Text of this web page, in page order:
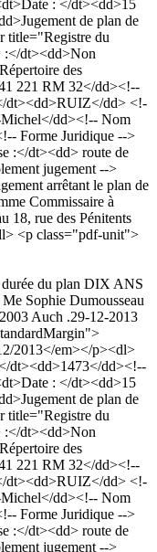
: </dt><dd>15
de plan de
title="Registre du
:</dt><dd>Non
des
221 RM 32</dd><!--
dt><dd>RUIZ</dd> <!-
Michel</dd><!-- Nom
Forme Juridique -->
:</dt><dd> route de
jugement -->
arrêtant le plan de
Commissaire à
18, rue des Pénitents
<p class="pdf-unit">
durée du plan DIX ANS
Sophie Dumousseau
Auch .29-12-2013
2013</em></p><dl>
dt><dd>1473</dd><!--
: </dt><dd>15
de plan de
title="Registre du
:</dt><dd>Non
des
221 RM 32</dd><!--
dt><dd>RUIZ</dd> <!-
Michel</dd><!-- Nom
Forme Juridique -->
:</dt><dd> route de
jugement -->